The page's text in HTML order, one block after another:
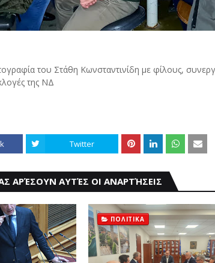
του Στάθη Κωνσταντινίδη με φίλους,
της ΝΔ
Twitter
ΑΡΈΣΟΥΝ ΑΥΤΈΣ ΟΙ ΑΝΑΡΤΉΣΕΙΣ
ΠΟΛΙΤΙΚΑ